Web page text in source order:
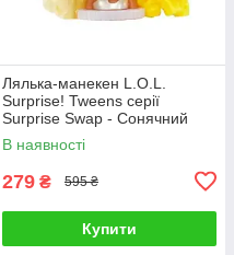
Лялька-манекен L.O.L.
Surprise! Tweens серії
Surprise Swap - Сонячний
образ 593522-7
В наявності
279 ₴ 595 ₴
Купити